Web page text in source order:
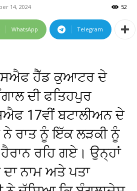
14, 2024 52
WhatsApp Telegram
ਹੈੱਡ ਕੁਆਟਰ ਦੇ
ਦੀ ਫਤਿਹਪੁਰ
17ਵੀਂ ਬਟਾਲੀਅਨ ਦੇ
ਨੇ ਰਾਤ ਨੂੰ ਇੱਕ ਲੜਕੀ ਨੂੰ
ਰਹਿ ਗਏ। ਉਨ੍ਹਾਂ
ਨਾਮ ਅਤੇ ਪਤਾ